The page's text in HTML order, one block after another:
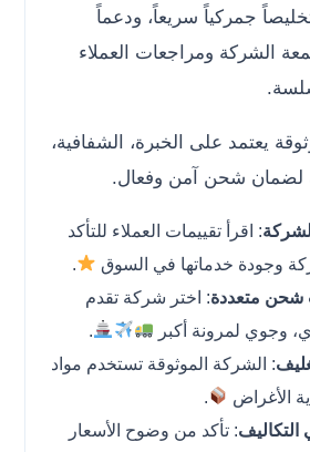
جمركياً سريعاً، ودعماً
الشركة ومراجعات العملاء
يعتمد على الخبرة، الشفافية،
لضمان شحن آمن وفعال.
: اقرأ تقييمات العملاء للتأكد
وجودة خدماتها في السوق
.
شحن متعددة: اختر شركة تقدم
وجوي لمرونة أكبر
.
: الشركة الموثوقة تستخدم مواد
الأغراض
.
: تأكد من وضوح الأسعار